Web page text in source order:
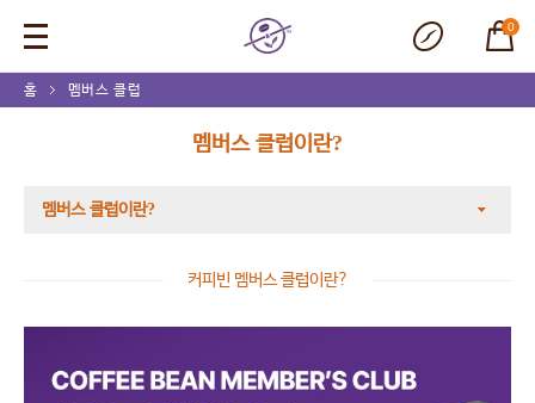
0
홈 멤버스 클럽
멤버스 클럽이란?
멤버스 클럽이란?
커피빈 멤버스 클럽이란?